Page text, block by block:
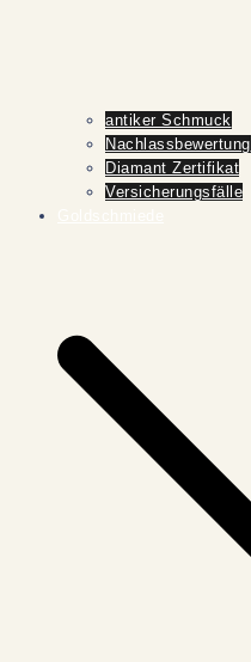
antiker Schmuck
Nachlassbewertung
Diamant Zertifikat
Versicherungsfälle